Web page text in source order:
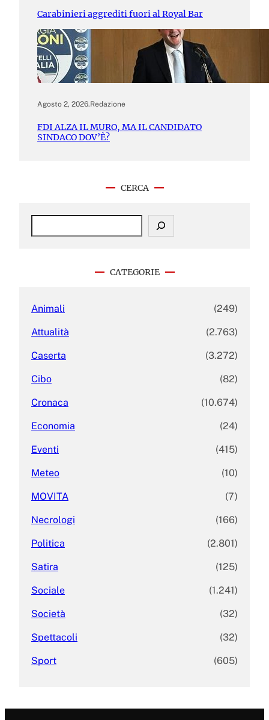
Carabinieri aggrediti fuori al Royal Bar
Agosto 2, 2026.Redazione
FDI ALZA IL MURO, MA IL CANDIDATO
SINDACO DOV’È?
CERCA
S
CATEGORIE
Animali (249)
Attualità (2.763)
Caserta (3.272)
Cibo (82)
Cronaca (10.674)
Economia (24)
Eventi (415)
Meteo (10)
MOVITA (7)
Necrologi (166)
Politica (2.801)
Satira (125)
Sociale (1.241)
Società (32)
Spettacoli (32)
Sport (605)